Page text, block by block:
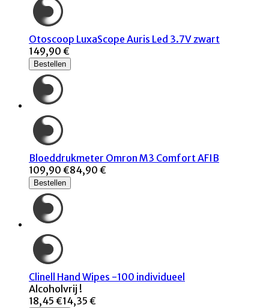
Otoscoop LuxaScope Auris Led 3.7V zwart
149,90 €
Bestellen
Bloeddrukmeter Omron M3 Comfort AFIB
109,90 €84,90 €
Bestellen
Clinell Hand Wipes -100 individueel
Alcoholvrij !
18,45 €14,35 €